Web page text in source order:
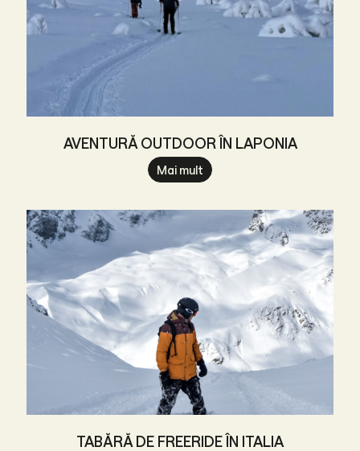
AVENTURĂ OUTDOOR ÎN LAPONIA
Mai mult
TABĂRĂ DE FREERIDE ÎN ITALIA